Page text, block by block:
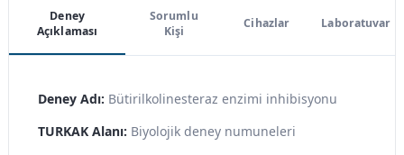
Deney
Açıklaması
Sorumlu
Kişi
Cihazlar Laboratuvar
Deney Adı: Bütirilkolinesteraz enzimi inhibisyonu
TURKAK Alanı: Biyolojik deney numuneleri